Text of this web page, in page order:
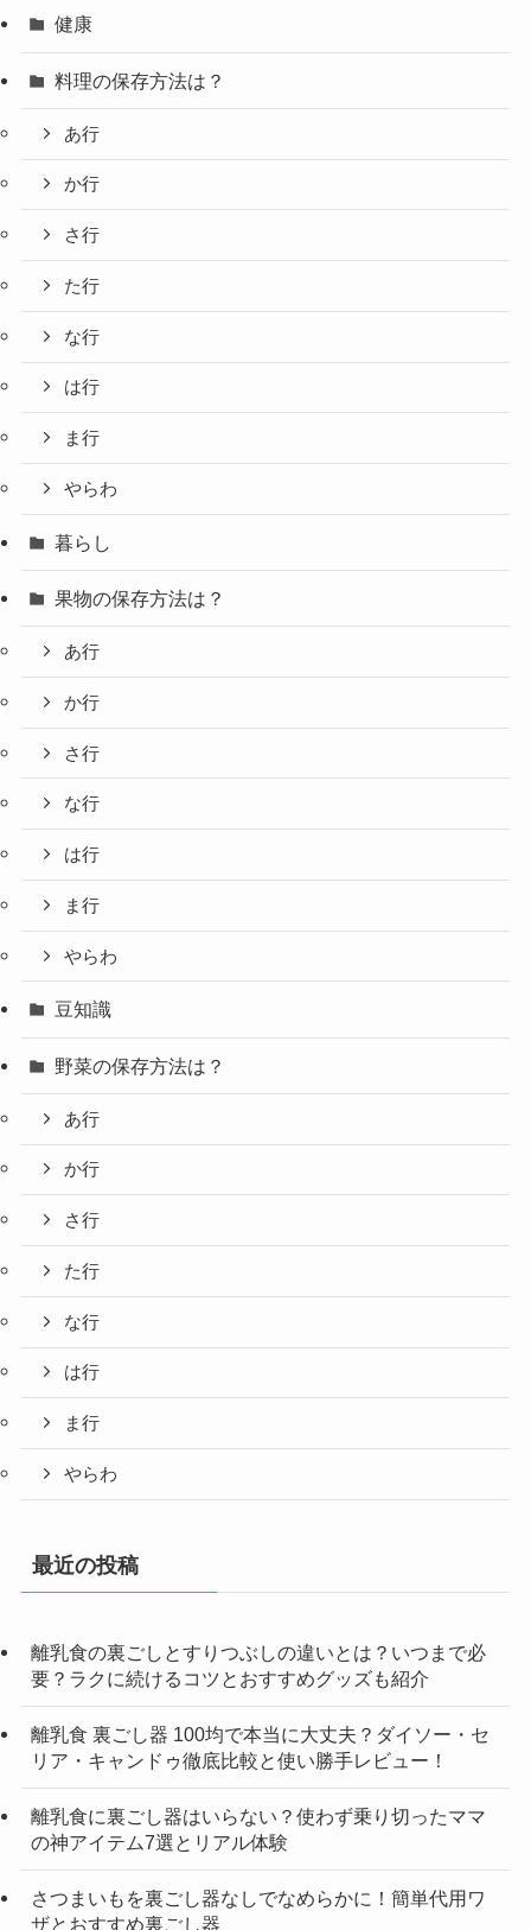
健康
料理の保存方法は？
あ行
か行
さ行
た行
な行
は行
ま行
やらわ
暮らし
果物の保存方法は？
あ行
か行
さ行
な行
は行
ま行
やらわ
豆知識
野菜の保存方法は？
あ行
か行
さ行
た行
な行
は行
ま行
やらわ
最近の投稿
離乳食の裏ごしとすりつぶしの違いとは？いつまで必
要？ラクに続けるコツとおすすめグッズも紹介
離乳食 裏ごし器 100均で本当に大丈夫？ダイソー・セ
リア・キャンドゥ徹底比較と使い勝手レビュー！
離乳食に裏ごし器はいらない？使わず乗り切ったママ
の神アイテム7選とリアル体験
さつまいもを裏ごし器なしでなめらかに！簡単代用ワ
ザとおすすめ裏ごし器